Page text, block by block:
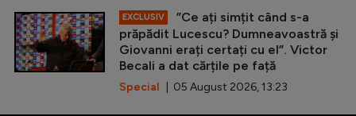
EXCLUSIV
”Ce ați simțit când s-a
prăpădit Lucescu? Dumneavoastră și
Giovanni erați certați cu el”. Victor
Becali a dat cărțile pe față
Special | 05 August 2026, 13:23